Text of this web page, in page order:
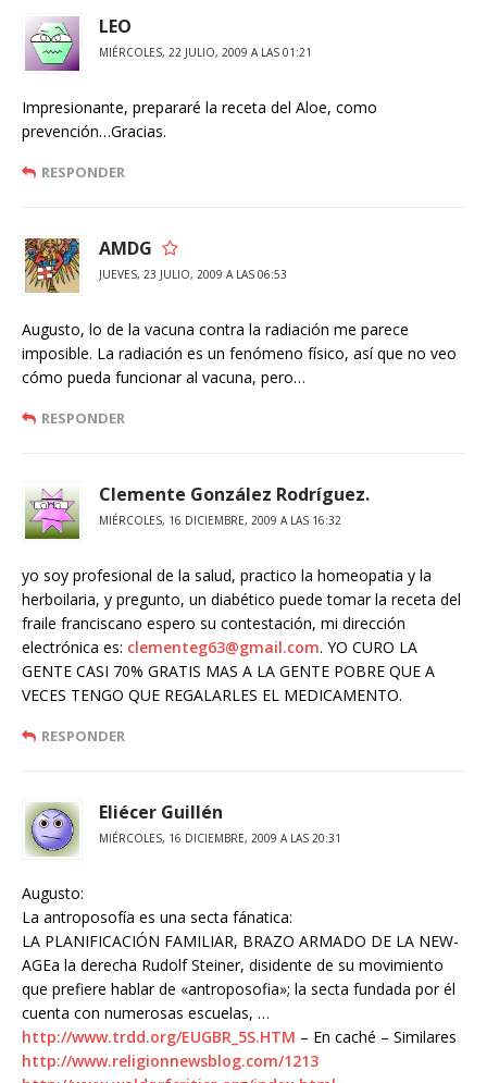
LEO
MIÉRCOLES, 22 JULIO, 2009 A LAS 01:21
Impresionante, prepararé la receta del Aloe, como
prevención…Gracias.
RESPONDER
AMDG
JUEVES, 23 JULIO, 2009 A LAS 06:53
Augusto, lo de la vacuna contra la radiación me parece
imposible. La radiación es un fenómeno físico, así que no veo
cómo pueda funcionar al vacuna, pero…
RESPONDER
Clemente González Rodríguez.
MIÉRCOLES, 16 DICIEMBRE, 2009 A LAS 16:32
yo soy profesional de la salud, practico la homeopatia y la
herboilaria, y pregunto, un diabético puede tomar la receta del
fraile franciscano espero su contestación, mi dirección
electrónica es: clementeg63@gmail.com. YO CURO LA
GENTE CASI 70% GRATIS MAS A LA GENTE POBRE QUE A
VECES TENGO QUE REGALARLES EL MEDICAMENTO.
RESPONDER
Eliécer Guillén
MIÉRCOLES, 16 DICIEMBRE, 2009 A LAS 20:31
Augusto:
La antroposofía es una secta fánatica:
LA PLANIFICACIÓN FAMILIAR, BRAZO ARMADO DE LA NEW-
AGEa la derecha Rudolf Steiner, disidente de su movimiento
que prefiere hablar de «antroposofia»; la secta fundada por él
cuenta con numerosas escuelas, …
http://www.trdd.org/EUGBR_5S.HTM – En caché – Similares
http://www.religionnewsblog.com/1213